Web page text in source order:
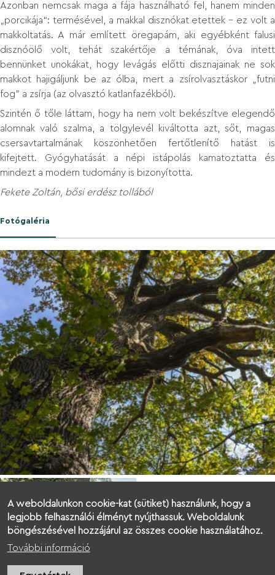
Azonban nemcsak maga a fája használható fel, hanem minden
„porcikája“: termésével, a makkal disznókat etettek – ez volt a
makkoltatás. A már említett öregapám, aki egyébként falusi
disznóölő volt, tehát szakértője a témának, óva intett
bennünket unokákat, hogy levágás előtti disznajainak ne sok
makkot hajigáljunk be az ólba, mert a zsírolvasztáskor „futni
fog” a zsírja (az olvasztó katlanfazékból).
Szintén ő tőle láttam, hogy ha nem volt bekészítve elegendő
alomnak való szalma, a tölgylevél kiváltotta azt, sőt, magas
csersavtartalmának köszönhetően fertőtlenítő hatást is
kifejtett. Gyógyhatását a népi istápolás kamatoztatta és
mindezt a modern tudomány is bizonyította.
Fekete Zoltán, bősi erdész tollából
Fotógaléria
A weboldalunkon cookie-kat (sütiket) használunk, hogy a
legjobb felhasználói élményt nyújthassuk. Weboldalunk
böngészésével hozzájárul az összes cookie használatához.
További információ